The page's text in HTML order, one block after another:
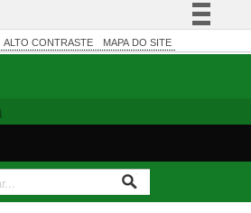
Simplifique!
Acesso à informação
Canais
ALTO CONTRASTE MAPA DO SITE